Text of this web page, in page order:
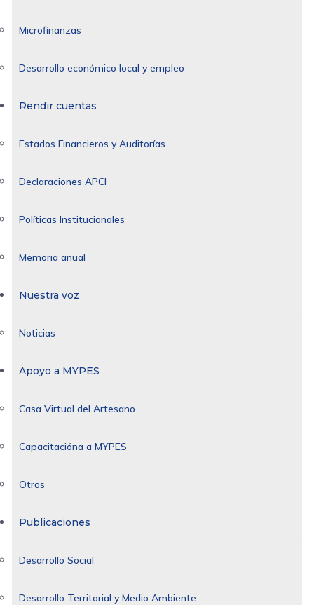
Microfinanzas
Desarrollo económico local y empleo
Rendir cuentas
Estados Financieros y Auditorías
Declaraciones APCI
Políticas Institucionales
Memoria anual
Nuestra voz
Noticias
Apoyo a MYPES
Casa Virtual del Artesano
Capacitacióna a MYPES
Otros
Publicaciones
Desarrollo Social
Desarrollo Territorial y Medio Ambiente